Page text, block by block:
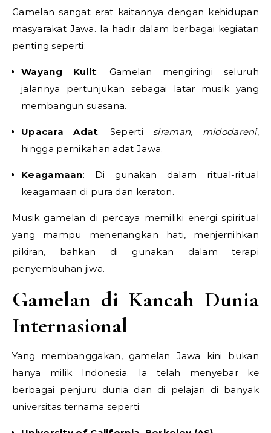
Gamelan sangat erat kaitannya dengan kehidupan
masyarakat Jawa. Ia hadir dalam berbagai kegiatan
penting seperti:
Wayang Kulit: Gamelan mengiringi seluruh
jalannya pertunjukan sebagai latar musik yang
membangun suasana.
Upacara Adat: Seperti siraman, midodareni,
hingga pernikahan adat Jawa.
Keagamaan: Di gunakan dalam ritual-ritual
keagamaan di pura dan keraton.
Musik gamelan di percaya memiliki energi spiritual
yang mampu menenangkan hati, menjernihkan
pikiran, bahkan di gunakan dalam terapi
penyembuhan jiwa.
Gamelan di Kancah Dunia
Internasional
Yang membanggakan, gamelan Jawa kini bukan
hanya milik Indonesia. Ia telah menyebar ke
berbagai penjuru dunia dan di pelajari di banyak
universitas ternama seperti: